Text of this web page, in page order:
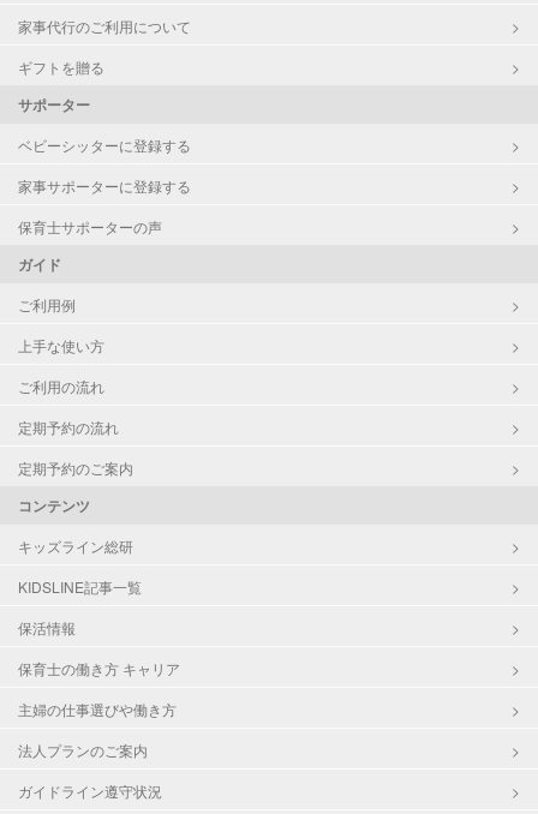
家事代行のご利用について
ギフトを贈る
サポーター
ベビーシッターに登録する
家事サポーターに登録する
保育士サポーターの声
ガイド
ご利用例
上手な使い方
ご利用の流れ
定期予約の流れ
定期予約のご案内
コンテンツ
キッズライン総研
KIDSLINE記事一覧
保活情報
保育士の働き方 キャリア
主婦の仕事選びや働き方
法人プランのご案内
ガイドライン遵守状況